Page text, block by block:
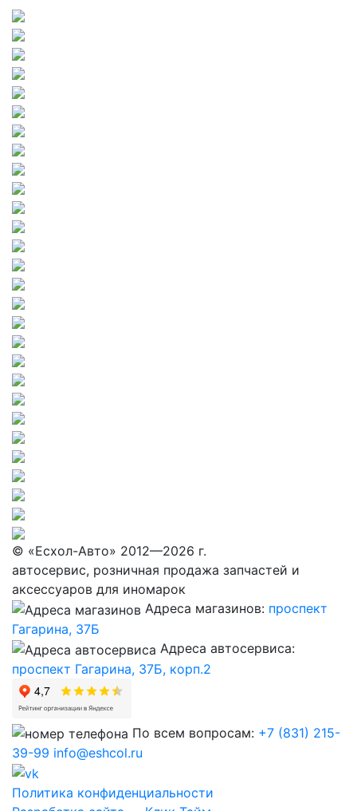
© «Eсхол-Авто» 2012—2026 г.
автосервис, розничная продажа запчастей и
аксессуаров для иномарок
Адреса магазинов: проспект
Гагарина, 37Б
Адреса автосервиса:
проспект Гагарина, 37Б, корп.2
По всем вопросам: +7 (831) 215-
39-99 info@eshcol.ru
Политика конфиденциальности